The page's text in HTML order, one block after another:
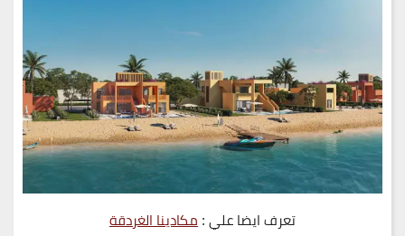
تعرف ايضا علي :مكادينا الغردقة